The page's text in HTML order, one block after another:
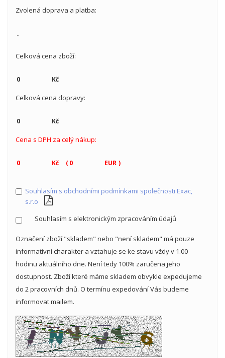
Zvolená doprava a platba:
Celková cena zboží:
Celková cena dopravy:
Cena s DPH za celý nákup:
( )
Souhlasím s obchodními podmínkami společnosti Exac,
s.r.o
Souhlasím s elektronickým zpracováním údajů
Označení zboží "skladem" nebo "není skladem" má pouze
informativní charakter a vztahuje se ke stavu vždy v 1.00
hodinu aktuálního dne. Není tedy 100% zaručena jeho
dostupnost. Zboží které máme skladem obvykle expedujeme
do 2 pracovních dnů. O termínu expedování Vás budeme
informovat mailem.